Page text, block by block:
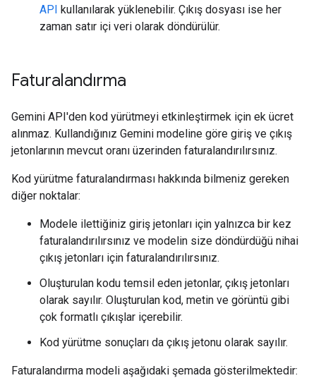
API kullanılarak yüklenebilir. Çıkış dosyası ise her
zaman satır içi veri olarak döndürülür.
Faturalandırma
Gemini API'den kod yürütmeyi etkinleştirmek için ek ücret
alınmaz. Kullandığınız Gemini modeline göre giriş ve çıkış
jetonlarının mevcut oranı üzerinden faturalandırılırsınız.
Kod yürütme faturalandırması hakkında bilmeniz gereken
diğer noktalar:
Modele ilettiğiniz giriş jetonları için yalnızca bir kez
faturalandırılırsınız ve modelin size döndürdüğü nihai
çıkış jetonları için faturalandırılırsınız.
Oluşturulan kodu temsil eden jetonlar, çıkış jetonları
olarak sayılır. Oluşturulan kod, metin ve görüntü gibi
çok formatlı çıkışlar içerebilir.
Kod yürütme sonuçları da çıkış jetonu olarak sayılır.
Faturalandırma modeli aşağıdaki şemada gösterilmektedir: